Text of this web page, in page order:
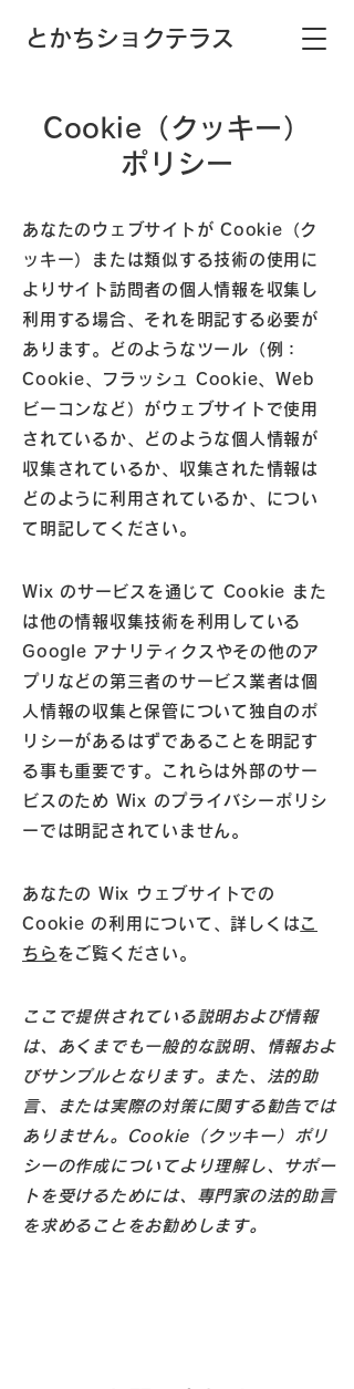
​とかちショクテラス
Cookie（クッキー）
ポリシー
あなたのウェブサイトが Cookie（ク
ッキー）または類似する技術の使用に
よりサイト訪問者の個人情報を収集し
利用する場合、それを明記する必要が
あります。どのようなツール（例：
Cookie、フラッシュ Cookie、Web
ビーコンなど）がウェブサイトで使用
されているか、どのような個人情報が
収集されているか、収集された情報は
どのように利用されているか、につい
て明記してください。
Wix のサービスを通じて Cookie また
は他の情報収集技術を利用している
Google アナリティクスやその他のア
プリなどの第三者のサービス業者は個
人情報の収集と保管について独自のポ
リシーがあるはずであることを明記す
る事も重要です。これらは外部のサー
ビスのため Wix のプライバシーポリシ
ーでは明記されていません。
あなたの Wix ウェブサイトでの
Cookie の利用について、詳しくは こ
ちら をご覧ください。
ここで提供されている説明および情報
は、あくまでも一般的な説明、情報およ
びサンプルとなります。また、法的助
言、または実際の対策に関する勧告では
ありません。Cookie（クッキー）ポリ
シーの作成についてより理解し、サポー
トを受けるためには、専門家の法的助言
を求めることをお勧めします。